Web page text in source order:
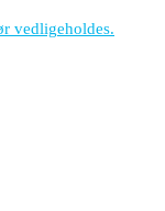
vedligeholdes.